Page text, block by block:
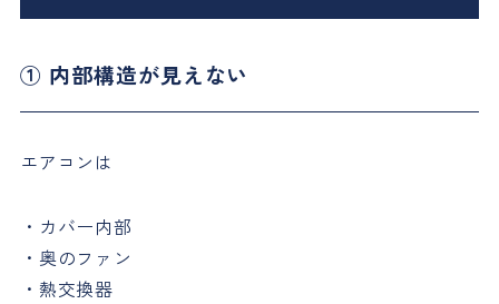
① 内部構造が見えない
エアコンは
・カバー内部
・奥のファン
・熱交換器